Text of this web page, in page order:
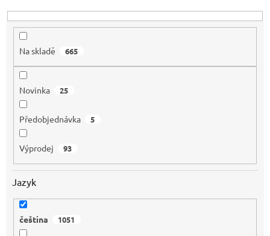
u
Na skladě 665
Novinka 25
Předobjednávka 5
Výprodej 93
Jazyk
čeština 1051